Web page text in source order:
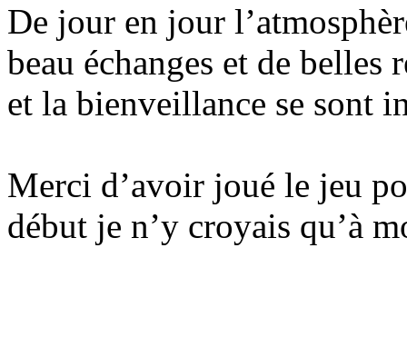
De jour en jour
beau échanges et de belles
et la bienveillance se sont
Merci d’avoir joué le jeu
début je n’y croyais qu’à